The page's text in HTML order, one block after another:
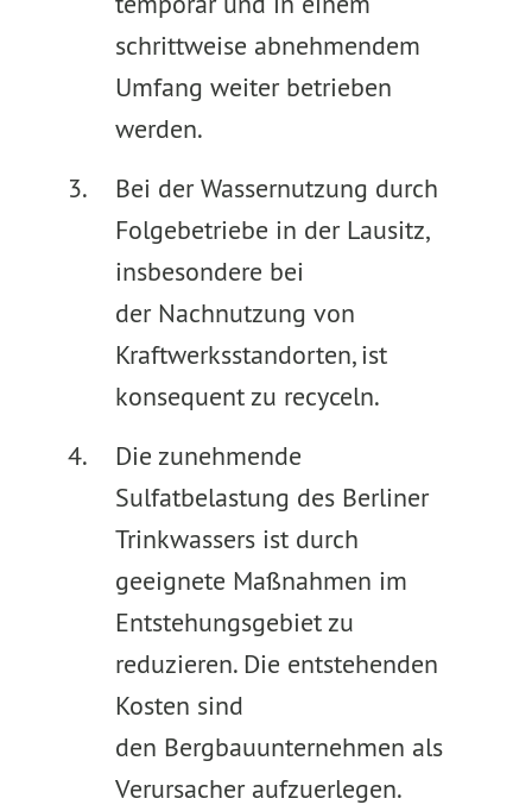
schrittweise abnehmendem
Umfang weiter betrieben
werden.
Bei der Wassernutzung durch
Folgebetriebe in der Lausitz,
insbesondere bei
der Nachnutzung von
Kraftwerksstandorten, ist
konsequent zu recyceln.
Die zunehmende
Sulfatbelastung des Berliner
Trinkwassers ist durch
geeignete Maßnahmen im
Entstehungsgebiet zu
reduzieren. Die entstehenden
Kosten sind
den Bergbauunternehmen als
Verursacher aufzuerlegen.